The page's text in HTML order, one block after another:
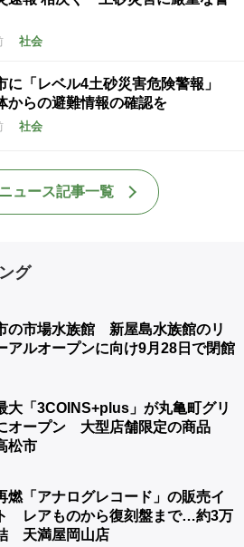
社会
に「レベル4土砂災害危険警報」
からの避難情報の確認を
社会
ュース記事一覧
グ
の市場水族館 新屋島水族館のリ
アルオープンに向け9月28日で閉館
大「3COINS+plus」が丸亀町グリ
オープン 大型店舗限定の商品
松市
燃「アナログレコード」の販売イ
レアものから復刻盤まで…約3万
天満屋岡山店